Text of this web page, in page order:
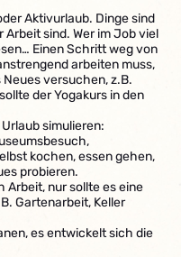
Aktivurlaub. Dinge sind
sind. Wer im Job viel
Einen Schritt weg von
arbeiten muss,
versuchen, z.B.
der Yogakurs in den
Urlaub simulieren:
kochen, essen gehen,
probieren.
Arbeit, nur sollte es eine
Gartenarbeit, Keller
es entwickelt sich die